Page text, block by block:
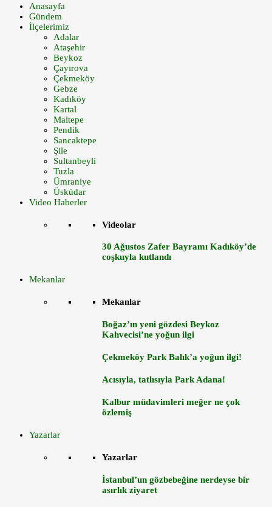
Anasayfa
Gündem
İlçelerimiz
Adalar
Ataşehir
Beykoz
Çayırova
Çekmeköy
Gebze
Kadıköy
Kartal
Maltepe
Pendik
Sancaktepe
Şile
Sultanbeyli
Tuzla
Ümraniye
Üsküdar
Video Haberler
Videolar
30 Ağustos Zafer Bayramı Kadıköy’de
coşkuyla kutlandı
Mekanlar
Mekanlar
Boğaz’ın yeni gözdesi Beykoz
Kahvecisi’ne yoğun ilgi
Çekmeköy Park Balık’a yoğun ilgi!
Acısıyla, tatlısıyla Park Adana!
Kalbur müdavimleri meğer ne çok
özlemiş
Yazarlar
Yazarlar
İstanbul’un gözbebeğine nerdeyse bir
asırlık ziyaret